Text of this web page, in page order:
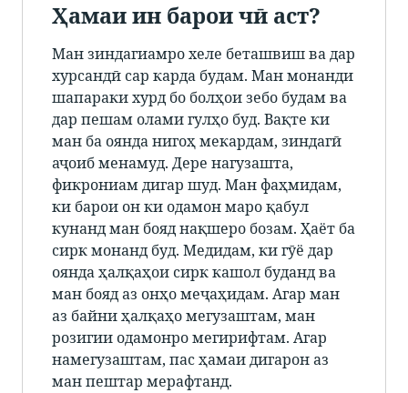
Ҳамаи ин барои чӣ аст?
Ман зиндагиамро хеле беташвиш ва дар
хурсандӣ сар карда будам. Ман монанди
шапараки хурд бо болҳои зебо будам ва
дар пешам олами гулҳо буд. Вақте ки
ман ба оянда нигоҳ мекардам, зиндагӣ
аҷоиб менамуд. Дере нагузашта,
фикрониам дигар шуд. Ман фаҳмидам,
ки барои он ки одамон маро қабул
кунанд ман бояд нақшеро бозам. Ҳаёт ба
сирк монанд буд. Медидам, ки гӯё дар
оянда ҳалқаҳои сирк кашол буданд ва
ман бояд аз онҳо меҷаҳидам. Агар ман
аз байни ҳалқаҳо мегузаштам, ман
розигии одамонро мегирифтам. Агар
намегузаштам, пас ҳамаи дигарон аз
ман пештар мерафтанд.